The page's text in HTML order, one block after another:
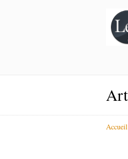
Accueil